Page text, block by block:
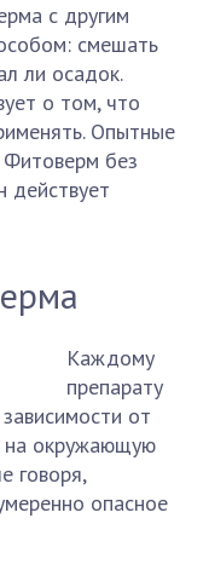
с другим
смешать
ли осадок.
о том, что
Опытные
Фитоверм без
действует
Каждому
препарату
от
на окружающую
говоря,
опасное